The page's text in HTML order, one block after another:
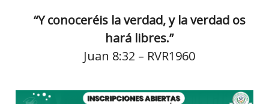
“Y conoceréis la verdad, y la verdad os
hará libres.”
Juan 8:32 – RVR1960